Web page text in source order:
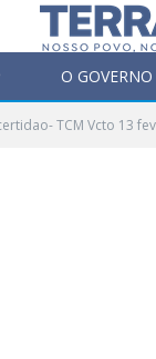
O GOVERNO
TCM Vcto 13